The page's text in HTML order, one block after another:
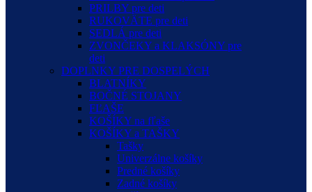
PRILBY pre deti
RUKOVÄTE pre deti
SEDLÁ pre deti
ZVONČEKY a KLAKSÓNY pre
deti
DOPLNKY PRE DOSPELÝCH
BLATNÍKY
BOČNÉ STOJANY
FĽAŠE
KOŠÍKY na fľaše
KOŠÍKY a TAŠKY
Tašky
Univerzálne košíky
Predné košíky
Zadné košíky